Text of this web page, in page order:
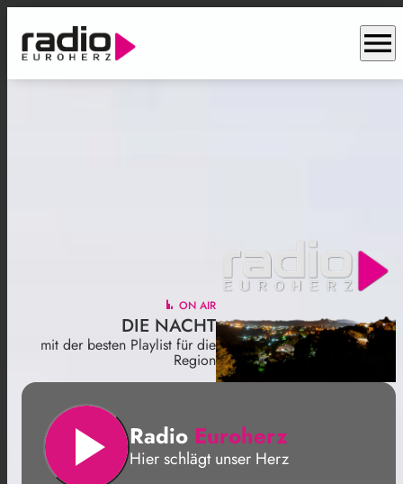
menu
ON AIR
DIE NACHT
mit der besten Playlist für die
Region
play_arrow Radio Euroherz
Hier schlägt unser Herz